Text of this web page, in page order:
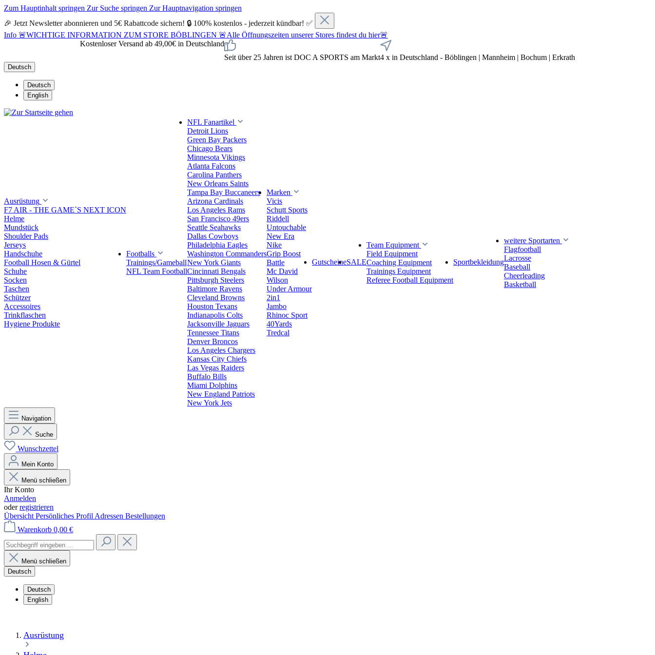
Zum Hauptinhalt springen Zur Suche springen Zur Hauptnavigation springen
🎉 Jetzt Newsletter abonnieren und 5€ Rabattcode sichern! 🔒 100% kostenlos - jederzeit kündbar! ✅
Info 🚨WICHTIGE INFORMATION ZUM STORE BÖBLINGEN 🚨Alle Öffnungszeiten unserer Stores findest du hier🚨
Kostenloser Versand ab 49,00€ in Deutschland
Seit über 25 Jahren ist DOC A SPORTS am Markt4 x in Deutschland - Böblingen | Mannheim | Bochum | Erkrath
Deutsch
Deutsch
English
Ausrüstung
F7 AIR - THE GAME`S NEXT ICON
Helme
Mundstück
Shoulder Pads
Jerseys
Handschuhe
Football Hosen & Gürtel
Schuhe
Socken
Taschen
Schützer
Accessoires
Trinkflaschen
Hygiene Produkte
Footballs
Trainings/Gameball
NFL Team Football
NFL Fanartikel
Detroit Lions
Green Bay Packers
Chicago Bears
Minnesota Vikings
Atlanta Falcons
Carolina Panthers
New Orleans Saints
Tampa Bay Buccaneers
Arizona Cardinals
Los Angeles Rams
San Francisco 49ers
Seattle Seahawks
Dallas Cowboys
Philadelphia Eagles
Washington Commanders
New York Giants
Cincinnati Bengals
Pittsburgh Steelers
Baltimore Ravens
Cleveland Browns
Houston Texans
Indianapolis Colts
Jacksonville Jaguars
Tennessee Titans
Denver Broncos
Los Angeles Chargers
Kansas City Chiefs
Las Vegas Raiders
Buffalo Bills
Miami Dolphins
New England Patriots
New York Jets
Marken
Vicis
Schutt Sports
Riddell
Untouchable
New Era
Nike
Grip Boost
Battle
Mc David
Wilson
Under Armour
2in1
Jambo
Rhinoc Sport
40Yards
Tredcal
GutscheineSALE
Team Equipment
Field Equipment
Coaching Equipment
Trainings Equipment
Referee Football Equipment
Sportbekleidung
weitere Sportarten
Flagfootball
Lacrosse
Baseball
Cheerleading
Basketball
Navigation
Suche
Wunschzettel
Mein Konto
Menü schließen
Ihr Konto
Anmelden
oderregistrieren
Übersicht Persönliches Profil Adressen Bestellungen
Warenkorb 0,00 €
Menü schließen
Deutsch
Deutsch
English
Ausrüstung